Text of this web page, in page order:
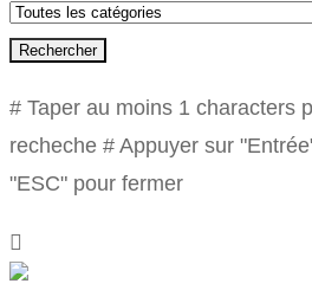
Rechercher
# Taper au moins 1 characters
recheche # Appuyer sur
"ESC" pour fermer